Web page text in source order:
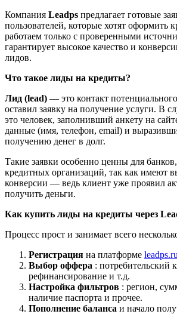
Компания Leadps предлагает готовые
пользователей, которые хотят оформить
работаем только с проверенными
гарантирует высокое качество и
лидов.
Что такое лиды на кредиты?
Лид (lead) — это контакт
оставил заявку на получение услуги. В
это человек, заполнивший анкету на
данные (имя, телефон, email) и
получению денег в долг.
Такие заявки особенно ценны для
кредитных организаций, так как имеют
конверсии — ведь клиент уже проявил
получить деньги.
Как купить лиды на кредиты через
Процесс прост и занимает всего
Регистрация на платформе leadps.ru
Выбор оффера : потребительский
рефинансирование и т.д.
Настройка фильтров : регион,
наличие паспорта и прочее.
Пополнение баланса и начало